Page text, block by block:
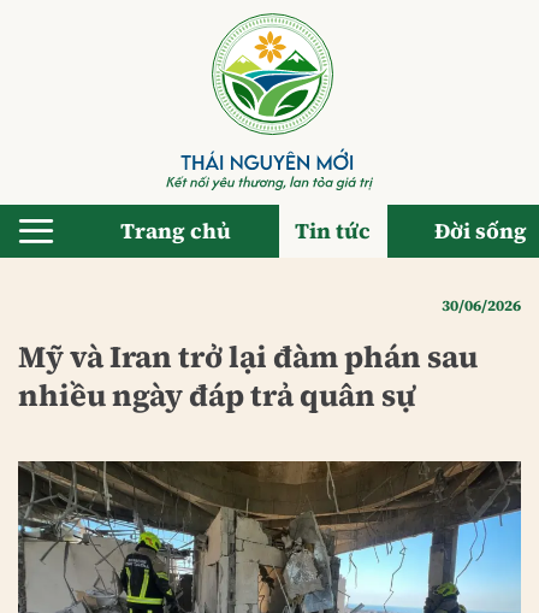
Trang chủ Tin tức Đời sống
30/06/2026
Mỹ và Iran trở lại đàm phán sau
nhiều ngày đáp trả quân sự